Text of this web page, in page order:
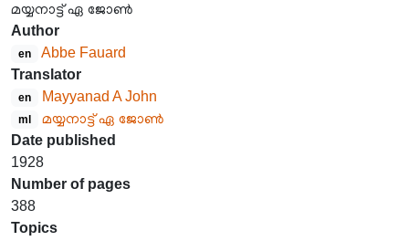
മയ്യനാട്ട് ഏ ജോൺ
Author
en
Abbe Fauard
Translator
en Mayyanad A John
ml
മയ്യനാട്ട് ഏ ജോൺ
Date published
1928
Number of pages
388
Topics